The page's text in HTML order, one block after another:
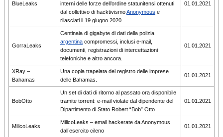
BlueLeaks
interni delle forze dell’ordine statunitensi ottenuti
dal collettivo di hacktivismoAnonymous e
rilasciati il ​​19 giugno 2020.
01.01.2021
GorraLeaks
Centinaia di gigabyte di dati della polizia
argentina compromessi, inclusi e-mail,
documenti, registrazioni di intercettazioni
telefoniche e altro ancora.
01.01.2021
XRay –
Bahamas
Una copia trapelata del registro delle imprese
delle Bahamas.
01.01.2021
BobOtto
Un set di dati di ritorno al passato ora disponibile
tramite torrent: e-mail violate dal dipendente del
Dipartimento di Stato Robert “Bob” Otto
01.01.2021
MilicoLeaks
MilicoLeaks – email hackerate da Anonymous
dall’esercito cileno
01.01.2021